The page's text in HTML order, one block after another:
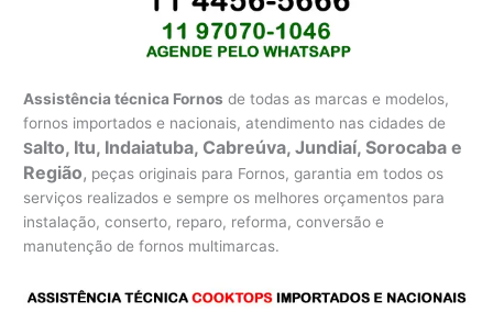
Assistência técnica Fornos de todas as marcas e modelos,
fornos importados e nacionais, atendimento nas cidades de
Salto, Itu, Indaiatuba, Cabreúva, Jundiaí, Sorocaba e
Região, peças originais para Fornos, garantia em todos os
serviços realizados e sempre os melhores orçamentos para
instalação, conserto, reparo, reforma, conversão e
manutenção de fornos multimarcas.